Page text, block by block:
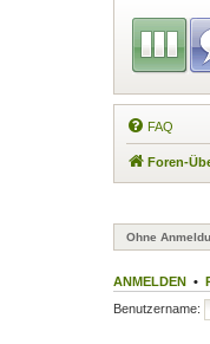
FAQ
Foren-
Ohne
ANMELDEN •
Benutzername: